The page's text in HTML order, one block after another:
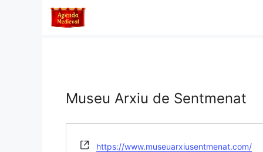
Museu Arxiu de Sentmenat
W
https://www.museuarxiusentmenat.com/